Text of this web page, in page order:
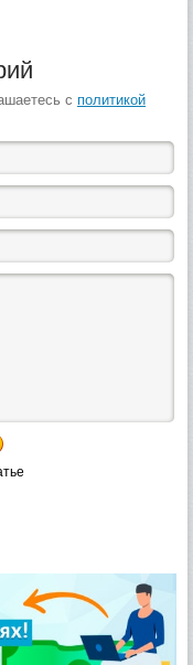
с политикой